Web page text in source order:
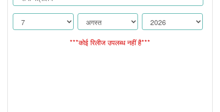
***कोई रिलीज उपलब्ध नहीं है***